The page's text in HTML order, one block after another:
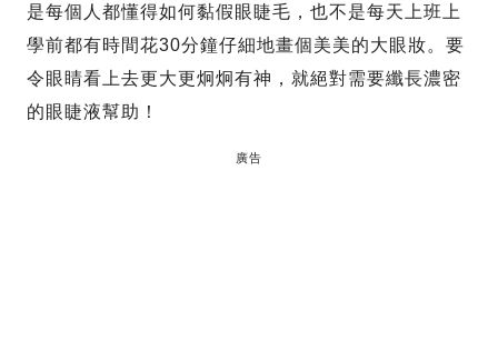
是每個人都懂得如何黏假眼睫毛，也不是每天上班上
學前都有時間花30分鐘仔細地畫個美美的大眼妝。要
令眼睛看上去更大更炯炯有神，就絕對需要纖長濃密
的眼睫液幫助！
廣告